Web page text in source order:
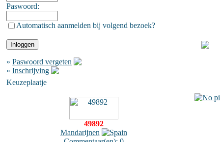
Paswoord:
Automatisch aanmelden bij volgend bezoek?
» Paswoord vergeten
» Inschrijving
Keuzeplaatje
49892
Mandarijnen